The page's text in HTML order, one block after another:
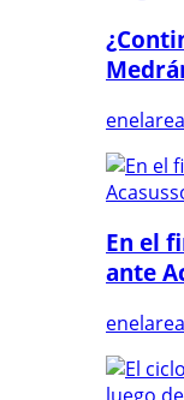
enelarea
En el
ante
enelarea